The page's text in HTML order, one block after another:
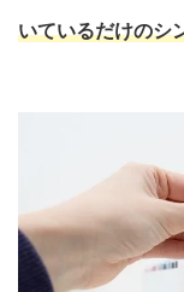
いているだけのシ